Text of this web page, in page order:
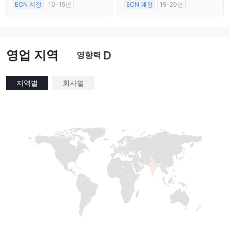
ECN 계정
10-15년
ECN 계정
15-20년
영업 지역 영향력 D
지역별 회사별